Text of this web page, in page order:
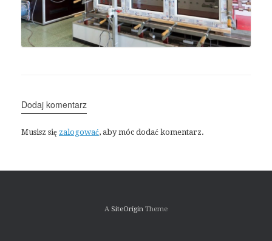
Dodaj komentarz
Musisz się zalogować, aby móc dodać komentarz.
A SiteOrigin Theme